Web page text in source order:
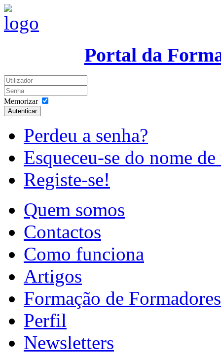
Portal da
Memorizar
Autenticar
Perdeu a senha?
Esqueceu-se do nome
Registe-se!
Quem somos
Contactos
Como funciona
Artigos
Formação de Formadores
Perfil
Newsletters